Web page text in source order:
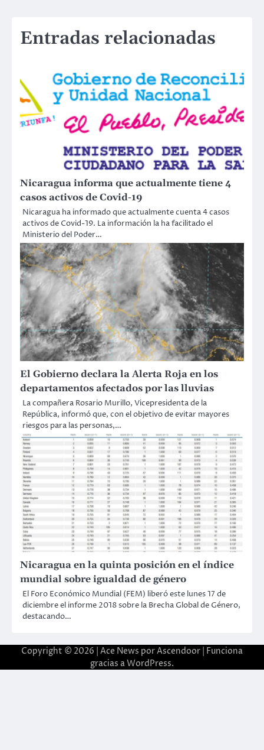
Entradas relacionadas
Nicaragua informa que actualmente tiene 4
casos activos de Covid-19
Nicaragua ha informado que actualmente cuenta 4 casos
activos de Covid-19. La información la ha facilitado el
Ministerio del Poder…
El Gobierno declara la Alerta Roja en los
departamentos afectados por las lluvias
La compañera Rosario Murillo, Vicepresidenta de la
República, informó que, con el objetivo de evitar mayores
riesgos para las personas,…
Nicaragua en la quinta posición en el índice
mundial sobre igualdad de género
El Foro Económico Mundial (FEM) liberó este lunes 17 de
diciembre el informe 2018 sobre la Brecha Global de Género,
destacando…
Copyright © 2026 | Ace News porAscendoor | Funciona
gracias aWordPress.